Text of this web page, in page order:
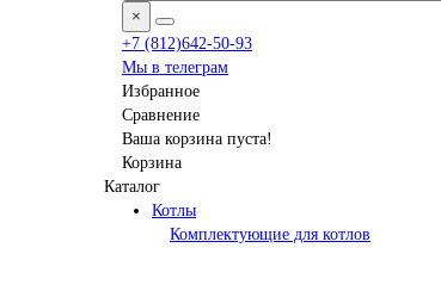
×
+7 (812)642-50-93
Мы в телеграм
Избранное
Сравнение
Ваша корзина пуста!
Корзина
Каталог
Котлы
Комплектующие для котлов